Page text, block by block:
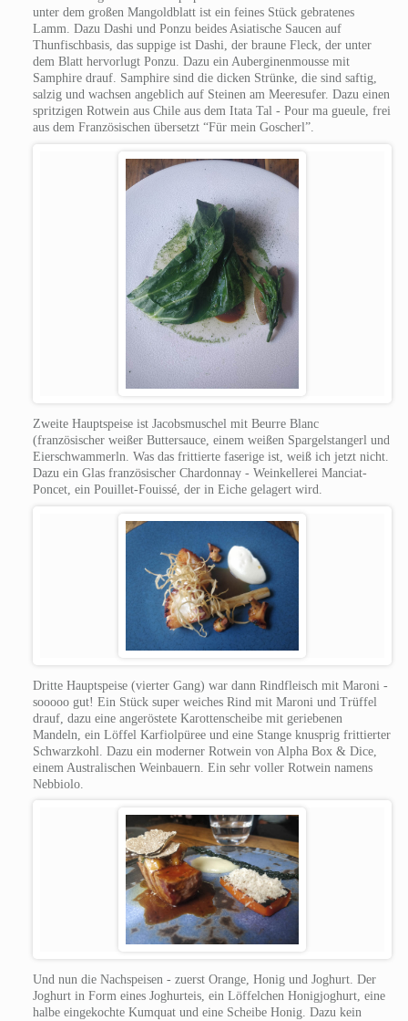
unter dem großen Mangoldblatt ist ein feines Stück gebratenes
Lamm. Dazu Dashi und Ponzu beides Asiatische Saucen auf
Thunfischbasis, das suppige ist Dashi, der braune Fleck, der unter
dem Blatt hervorlugt Ponzu. Dazu ein Auberginenmousse mit
Samphire drauf. Samphire sind die dicken Strünke, die sind saftig,
salzig und wachsen angeblich auf Steinen am Meeresufer. Dazu einen
spritzigen Rotwein aus Chile aus dem Itata Tal - Pour ma gueule, frei
aus dem Französischen übersetzt “Für mein Goscherl”.
Zweite Hauptspeise ist Jacobsmuschel mit Beurre Blanc
(französischer weißer Buttersauce, einem weißen Spargelstangerl und
Eierschwammerln. Was das frittierte faserige ist, weiß ich jetzt nicht.
Dazu ein Glas französischer Chardonnay - Weinkellerei Manciat-
Poncet, ein Pouillet-Fouissé, der in Eiche gelagert wird.
Dritte Hauptspeise (vierter Gang) war dann Rindfleisch mit Maroni -
sooooo gut! Ein Stück super weiches Rind mit Maroni und Trüffel
drauf, dazu eine angeröstete Karottenscheibe mit geriebenen
Mandeln, ein Löffel Karfiolpüree und eine Stange knusprig frittierter
Schwarzkohl. Dazu ein moderner Rotwein von Alpha Box & Dice,
einem Australischen Weinbauern. Ein sehr voller Rotwein namens
Nebbiolo.
Und nun die Nachspeisen - zuerst Orange, Honig und Joghurt. Der
Joghurt in Form eines Joghurteis, ein Löffelchen Honigjoghurt, eine
halbe eingekochte Kumquat und eine Scheibe Honig. Dazu kein